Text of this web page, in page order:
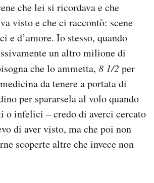
che lei si ricordava e che
visto e che ci raccontò: scene
e d’amore. Io stesso, quando
un altro milione di
che lo ammetta, 8 1/2 per
da tenere a portata di
per spararsela al volo quando
o infelici – credo di averci cercato
di aver visto, ma che poi non
scoperte altre che invece non